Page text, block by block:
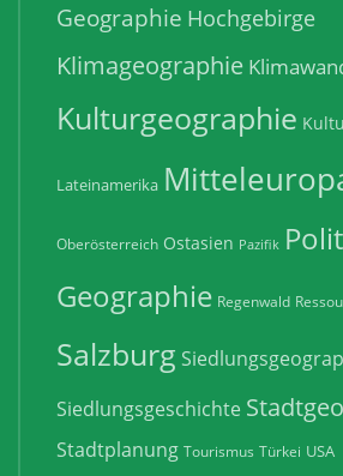
Geographie Hochgebirge
Klimageographie
Kulturgeographie
Lateinamerika
Oberösterreich Ostasien Pazifik
Geographie Regenwald
Salzburg
Siedlungsgeschichte
Stadtplanung Tourismus Türkei USA